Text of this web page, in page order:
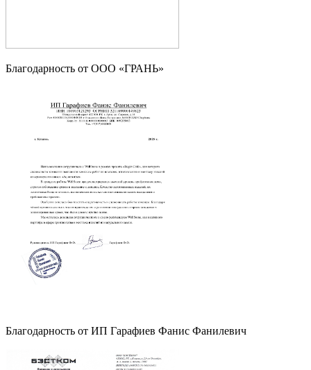
Благодарность от OOO «ГРАНЬ»
Благодарность от ИП Гарафиев Фанис Фанилевич